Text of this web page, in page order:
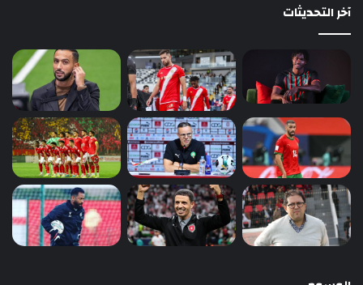
آخر التحديثات